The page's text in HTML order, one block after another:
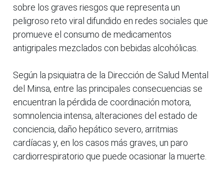
sobre los graves riesgos que representa un
peligroso reto viral difundido en redes sociales que
promueve el consumo de medicamentos
antigripales mezclados con bebidas alcohólicas.
Según la psiquiatra de la Dirección de Salud Mental
del Minsa, entre las principales consecuencias se
encuentran la pérdida de coordinación motora,
somnolencia intensa, alteraciones del estado de
conciencia, daño hepático severo, arritmias
cardíacas y, en los casos más graves, un paro
cardiorrespiratorio que puede ocasionar la muerte.